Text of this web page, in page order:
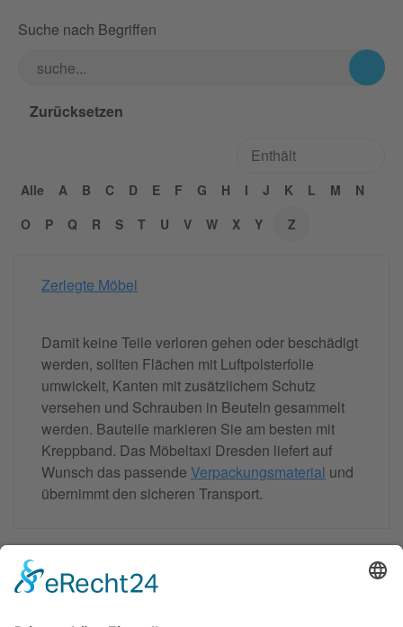
Suche nach Begriffen
Alle A B C D E F G H I J K L M
N
O
P Q R S T U V W X Y Z
Zerlegte Möbel
Damit keine Teile verloren gehen oder beschädigt
werden, sollten Flächen mit Luftpolsterfolie
umwickelt, Kanten mit zusätzlichem Schutz
versehen und Schrauben in Beuteln gesammelt
werden. Bauteile markieren Sie am besten mit
Kreppband. Das Möbeltaxi Dresden liefert auf
Wunsch das passende Verpackungsmaterial und
übernimmt den sicheren Transport.
Moebeltaxi-Dresden auch in Ihrer Nähe...